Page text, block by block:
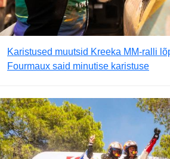
Karistused muutsid Kreeka MM-ralli
Fourmaux said minutise karistuse